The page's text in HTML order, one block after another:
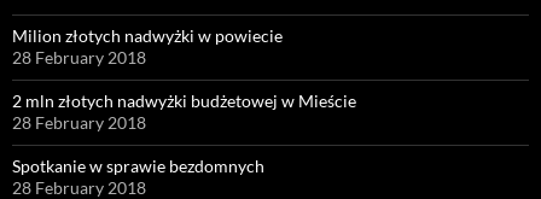
Milion złotych nadwyżki w powiecie
28 February 2018
2 mln złotych nadwyżki budżetowej w Mieście
28 February 2018
Spotkanie w sprawie bezdomnych
28 February 2018